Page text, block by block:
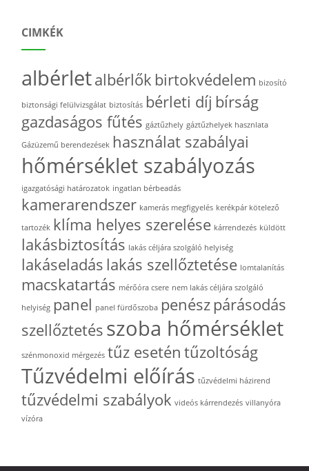
CIMKÉK
albérletalbérlők birtokvédelem bizosító
biztonsági felülvizsgálat biztosítás bérleti díj bírság
gazdaságos fűtés gáztűzhely gáztűzhelyek hasznlata
Gázüzemű berendezések használat szabályai
hőmérséklet szabályozás
igazgatósági határozatok ingatlan bérbeadás
kamerarendszer kamerás megfigyelés kerékpár kötelező
tartozék klíma helyes szerelése kárrendezés küldött
lakásbiztosítás lakás céljára szolgáló helyiség
lakáseladás lakás szellőztetése lomtalanítás
macskatartás mérőóra csere nem lakás céljára szolgáló
helyiség panel panel fürdőszoba penész párásodás
szellőztetés szoba hőmérséklet
szénmonoxid mérgezés tűz esetén tűzoltóság
Tűzvédelmi előírás tűzvédelmi házirend
tűzvédelmi szabályok videós kárrendezés villanyóra
vízóra